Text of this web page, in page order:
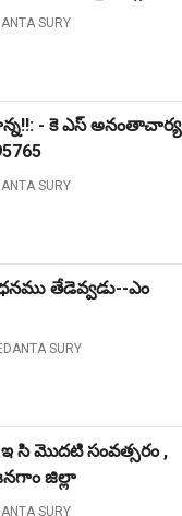
SURY
- కె ఎస్ అనంతాచార్య
SURY
తేడెవ్వడు--ఎం
SURY
ఇ సి మొదటి సంవత్సరం ,
జిల్లా
SURY